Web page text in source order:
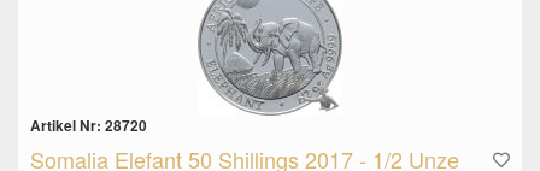
Artikel Nr: 28720
Somalia Elefant 50 Shillings 2017 - 1/2 Unze